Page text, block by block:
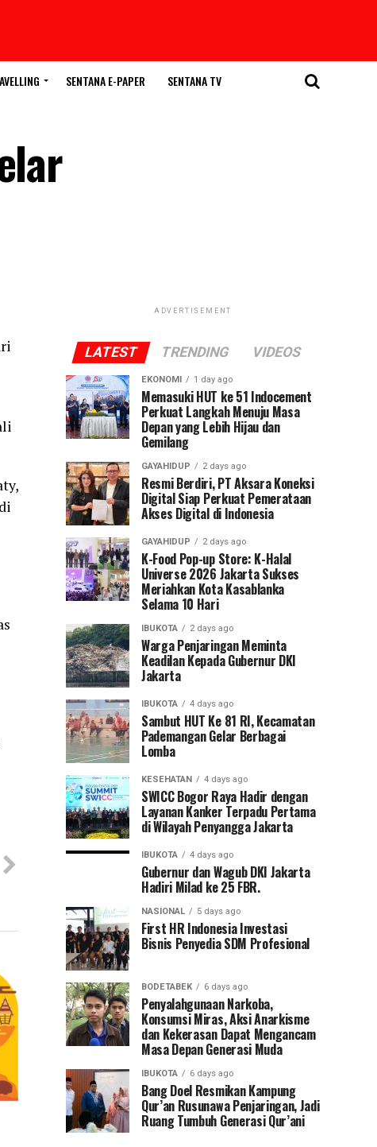
SENTANA E-PAPER SENTANA TV
ADVERTISEMENT
LATEST TRENDING VIDEOS
EKONOMI 1 day ago
Memasuki HUT ke 51 Indocement
Perkuat Langkah Menuju Masa
Depan yang Lebih Hijau dan
Gemilang
GAYAHIDUP 2 days ago
Resmi Berdiri, PT Aksara Koneksi
Digital Siap Perkuat Pemerataan
Akses Digital di Indonesia
GAYAHIDUP 2 days ago
K-Food Pop-up Store: K-Halal
Universe 2026 Jakarta Sukses
Meriahkan Kota Kasablanka
Selama 10 Hari
IBUKOTA 2 days ago
Warga Penjaringan Meminta
Keadilan Kepada Gubernur DKI
Jakarta
IBUKOTA 4 days ago
Sambut HUT Ke 81 RI, Kecamatan
Pademangan Gelar Berbagai
Lomba
KESEHATAN 4 days ago
SWICC Bogor Raya Hadir dengan
Layanan Kanker Terpadu Pertama
di Wilayah Penyangga Jakarta
IBUKOTA 4 days ago
Gubernur dan Wagub DKI Jakarta
Hadiri Milad ke 25 FBR.
NASIONAL 5 days ago
First HR Indonesia Investasi
Bisnis Penyedia SDM Profesional
BODETABEK 6 days ago
Penyalahgunaan Narkoba,
Konsumsi Miras, Aksi Anarkisme
dan Kekerasan Dapat Mengancam
Masa Depan Generasi Muda
IBUKOTA 6 days ago
Bang Doel Resmikan Kampung
Qur’an Rusunawa Penjaringan, Jadi
Ruang Tumbuh Generasi Qur’ani